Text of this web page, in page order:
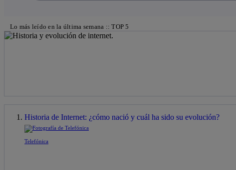
Lo más leído en la última semana :: TOP 5
Historia de Internet: ¿cómo nació y cuál ha sido su evolución?
Telefónica